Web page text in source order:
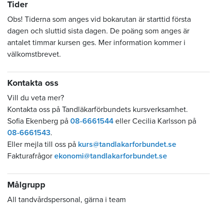
Tider
Obs! Tiderna som anges vid bokarutan är starttid första
dagen och sluttid sista dagen. De poäng som anges är
antalet timmar kursen ges. Mer information kommer i
välkomstbrevet.
Kontakta oss
Vill du veta mer?
Kontakta oss på Tandläkarförbundets kursverksamhet.
Sofia Ekenberg på 08-6661544 eller Cecilia Karlsson på
08-6661543.
Eller mejla till oss på kurs@tandlakarforbundet.se
Fakturafrågor ekonomi@tandlakarforbundet.se
Målgrupp
All tandvårdspersonal, gärna i team